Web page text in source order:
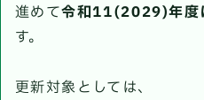
進めて令和11(2029)年度
す。
更新対象としては、